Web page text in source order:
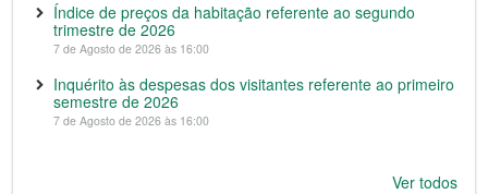
Índice de preços da habitação referente ao segundo
trimestre de 2026
7 de Agosto de 2026 às 16:00
Inquérito às despesas dos visitantes referente ao primeiro
semestre de 2026
7 de Agosto de 2026 às 16:00
Ver todos